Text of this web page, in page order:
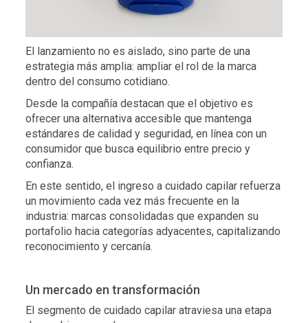
El lanzamiento no es aislado, sino parte de una
estrategia más amplia: ampliar el rol de la marca
dentro del consumo cotidiano.
Desde la compañía destacan que el objetivo es
ofrecer una alternativa accesible que mantenga
estándares de calidad y seguridad, en línea con un
consumidor que busca equilibrio entre precio y
confianza.
En este sentido, el ingreso a cuidado capilar refuerza
un movimiento cada vez más frecuente en la
industria: marcas consolidadas que expanden su
portafolio hacia categorías adyacentes, capitalizando
reconocimiento y cercanía.
Un mercado en transformación
El segmento de cuidado capilar atraviesa una etapa